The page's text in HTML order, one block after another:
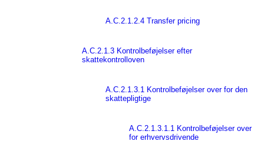
A.C.2.1.2.4 Transfer pricing
A.C.2.1.3 Kontrolbeføjelser efter
skattekontrolloven
A.C.2.1.3.1 Kontrolbeføjelser over for den
skattepligtige
A.C.2.1.3.1.1 Kontrolbeføjelser over
for erhvervsdrivende